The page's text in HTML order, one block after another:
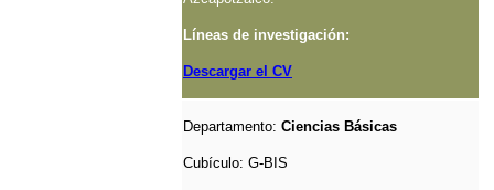
Líneas de investigación:
Descargar el CV
Departamento: Ciencias Básicas
Cubículo: G-BIS